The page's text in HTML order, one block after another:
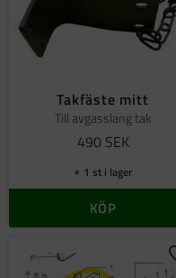
Takfäste mitt
Till avgasslang tak
490 SEK
1 st i lager
KÖP